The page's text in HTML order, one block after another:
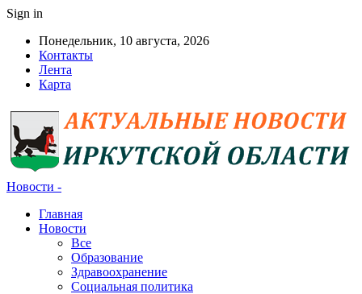
Sign in
Понедельник, 10 августа, 2026
Контакты
Лента
Карта
Новости -
Главная
Новости
Все
Образование
Здравоохранение
Социальная политика